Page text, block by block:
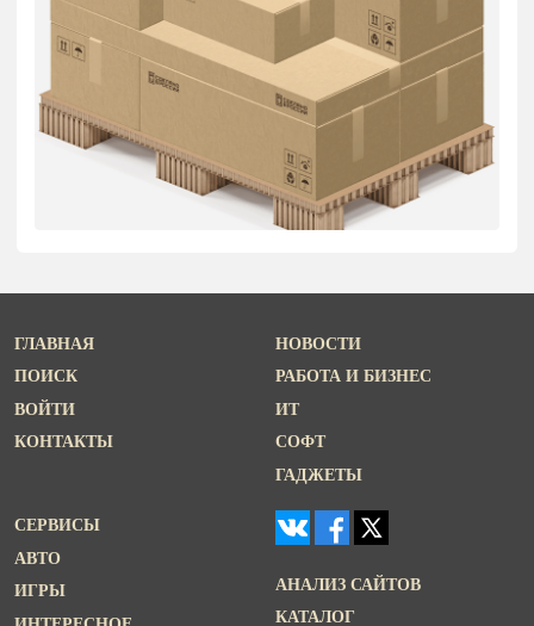
ГЛАВНАЯ
ПОИСК
ВОЙТИ
КОНТАКТЫ
НОВОСТИ
РАБОТА И БИЗНЕС
ИТ
СОФТ
ГАДЖЕТЫ
СЕРВИСЫ
АВТО
ИГРЫ
АНАЛИЗ САЙТОВ
КАТАЛОГ